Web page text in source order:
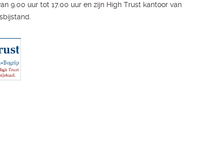
9.00 uur tot 17.00 uur en zijn High Trust kantoor van